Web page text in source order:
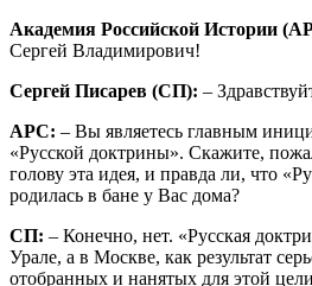
Академия Российской Истории
Сергей Владимирович!
Сергей Писарев (СП): –
АРС: – Вы являетесь главным
«Русской доктрины». Скажите,
голову эта идея, и правда ли, что
родилась в бане у Вас дома?
СП: – Конечно, нет. «Русская
Урале, а в Москве, как результат
отобранных и нанятых для этой